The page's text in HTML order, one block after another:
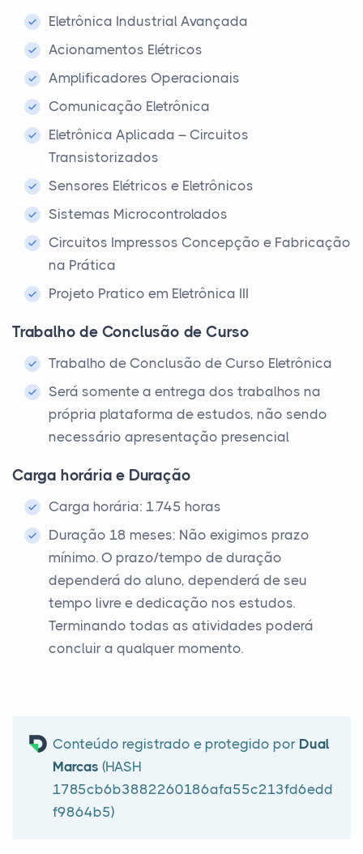
Eletrônica Industrial Avançada
Acionamentos Elétricos
Amplificadores Operacionais
Comunicação Eletrônica
Eletrônica Aplicada – Circuitos
Transistorizados
Sensores Elétricos e Eletrônicos
Sistemas Microcontrolados
Circuitos Impressos Concepção e Fabricação
na Prática
Projeto Pratico em Eletrônica III
Trabalho de Conclusão de Curso
Trabalho de Conclusão de Curso Eletrônica
Será somente a entrega dos trabalhos na
própria plataforma de estudos, não sendo
necessário apresentação presencial
Carga horária e Duração
Carga horária: 1.745 horas
Duração 18 meses: Não exigimos prazo
mínimo. O prazo/tempo de duração
dependerá do aluno, dependerá de seu
tempo livre e dedicação nos estudos.
Terminando todas as atividades poderá
concluir a qualquer momento.
Conteúdo registrado e protegido por Dual
Marcas (HASH
1785cb6b3882260186afa55c213fd6edd
f9864b5)